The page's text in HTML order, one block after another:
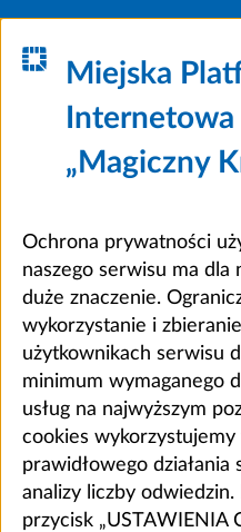
Miejska
Internetowa
„Magiczny
Ochrona prywatności
naszego serwisu ma dla
duże znaczenie.
wykorzystanie i
użytkownikach serwisu
minimum wymaganego
usług na najwyższym
cookies wykorzystujemy
prawidłowego działania
analizy liczby
przycisk „USTAWIENIA